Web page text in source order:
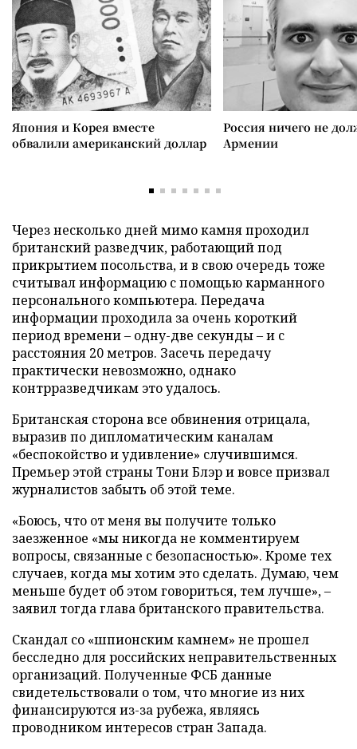
Япония и Корея вместе
обвалили американский доллар
Россия ничего не
Армении
Через несколько дней мимо камня проходил
британский разведчик, работающий под
прикрытием посольства, и в свою очередь тоже
считывал информацию с помощью карманного
персонального компьютера. Передача
информации проходила за очень короткий
период времени – одну-две секунды – и с
расстояния 20 метров. Засечь передачу
практически невозможно, однако
контрразведчикам это удалось.
Британская сторона все обвинения отрицала,
выразив по дипломатическим каналам
«беспокойство и удивление» случившимся.
Премьер этой страны Тони Блэр и вовсе призвал
журналистов забыть об этой теме.
«Боюсь, что от меня вы получите только
заезженное «мы никогда не комментируем
вопросы, связанные с безопасностью». Кроме тех
случаев, когда мы хотим это сделать. Думаю, чем
меньше будет об этом говориться, тем лучше», –
заявил тогда глава британского правительства.
Скандал со «шпионским камнем» не прошел
бесследно для российских неправительственных
организаций. Полученные ФСБ данные
свидетельствовали о том, что многие из них
финансируются из-за рубежа, являясь
проводником интересов стран Запада.